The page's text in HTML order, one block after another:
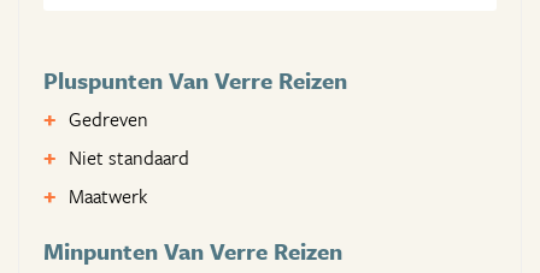
Pluspunten Van Verre Reizen
Gedreven
Niet standaard
Maatwerk
Minpunten Van Verre Reizen